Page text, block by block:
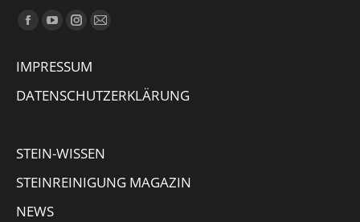
Finden Sie uns auf:
Facebook
opens
in
YouTube
opens
in
Instagram
opens
in
E-
opens
window
IMPRESSUM
DATENSCHUTZERKLÄRUNG
STEIN-WISSEN
STEINREINIGUNG MAGAZIN
NEWS